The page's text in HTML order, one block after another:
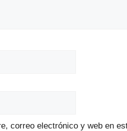
correo electrónico y web en